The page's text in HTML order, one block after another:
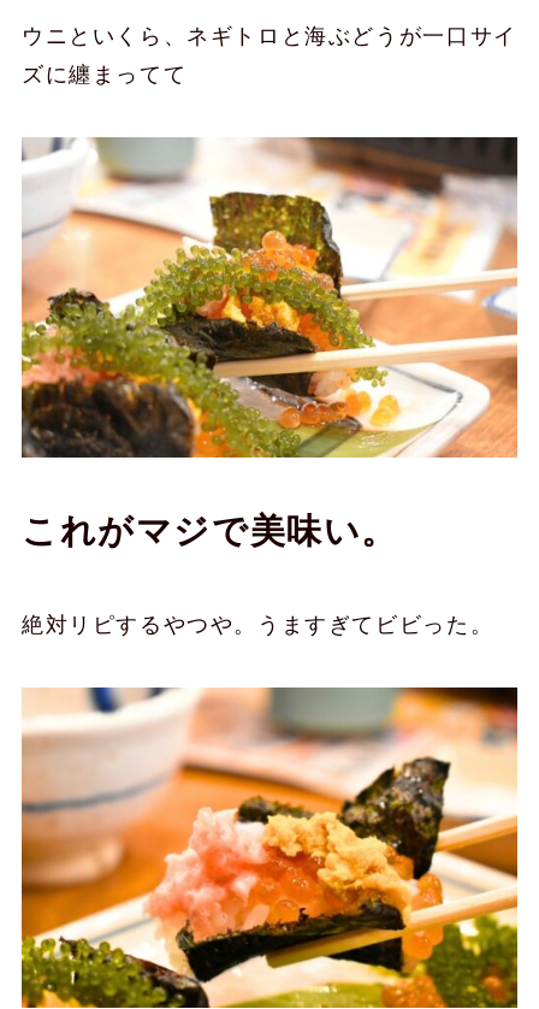
ウニといくら、ネギトロと海ぶどうが一口サイ
ズに纏まってて
これがマジで美味い。
絶対リピするやつや。うますぎてビビった。